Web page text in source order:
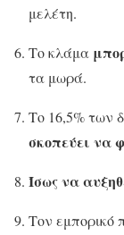
μελέτη.
Tο κλάμα
τα μωρά.
Το 16,5% των
σκοπεύει να
Ίσως να
Τον εμπορικό